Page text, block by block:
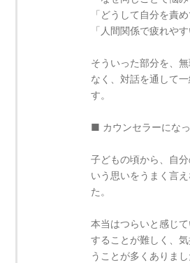
「どうして自分を責
「人間関係で疲れや
そういった部分を、
なく、対話を通して
す。
■ カウンセラーにな
子どもの頃から、自
いう思いをうまく言
た。
本当はつらいと感じ
することが難しく、
うことが多くありまし